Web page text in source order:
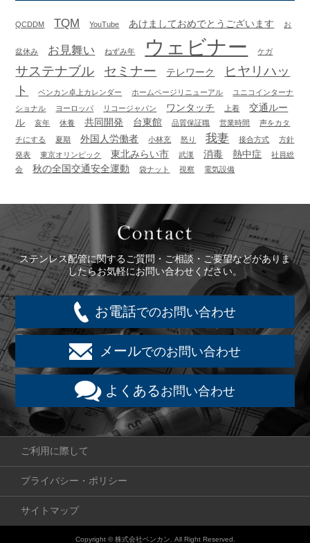
QCDDM TQM YouTube あけましておめでとうございます お
盆休み お見舞い ねずみ年 ウェビナー ケガ
サステナブル セミナー テレワーク
ヒヤリハッ
ト
ベンカン卓上カレンダー ホームページリニューアル
ユニコインターナ
ショナル
ヨーロッパ リコージャパン ワンタッチ 上着
交通ルー
ル
亥年 休養 共同開発 台東館 品質保証職 営業時間
声をカタ
チにする
夏期 外国人労働者 小林充 怒り 我妻 接合方式
方針
発表
東京オリンピック 東北みらい市 武漢 消毒 熱中症
社員総
会
秋の全国交通安全運動 袋ナット 視察 電気設備
ステンレス配管に関するご質問・ご相談・ご要望などがありま
したらお気軽にお問い合わせください。
お電話でのお問い合わせ
メールでのお問い合わせ
よくあるお問い合わせ
ご利用に際して
プライバシー・ポリシー
サイトマップ
Copyright © 株式会社ベンカン. All Right Reserved.